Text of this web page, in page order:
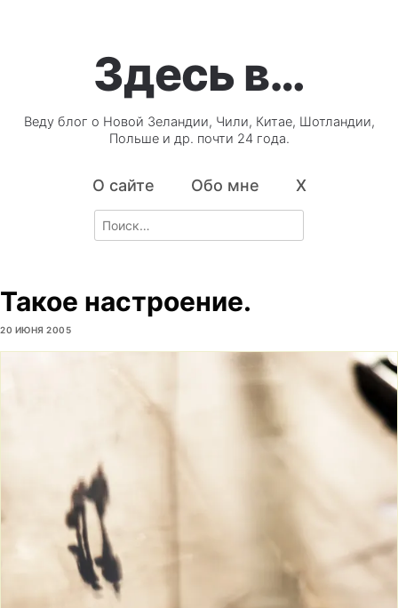
Здесь в…
Веду блог о Новой Зеландии, Чили, Китае, Шотландии,
Польше и др. почти 24 года.
О сайте Обо мне X
Search
for:
Такое настроение.
20 ИЮНЯ 2005